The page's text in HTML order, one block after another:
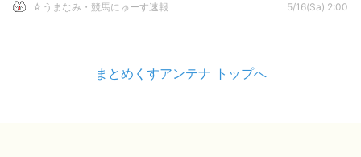
☆うまなみ・競馬にゅーす速報 5/16(Sa) 2:00
まとめくすアンテナ トップへ